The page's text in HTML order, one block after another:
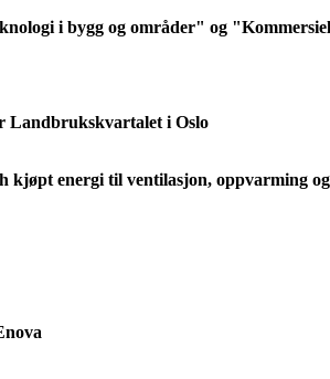
i bygg og områder" og
Landbrukskvartalet i Oslo
kjøpt energi til ventilasjon, oppvarming